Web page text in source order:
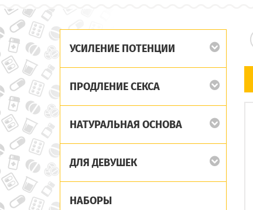
УСИЛЕНИЕ ПОТЕНЦИИ
ПРОДЛЕНИЕ СЕКСА
НАТУРАЛЬНАЯ ОСНОВА
ДЛЯ ДЕВУШЕК
НАБОРЫ